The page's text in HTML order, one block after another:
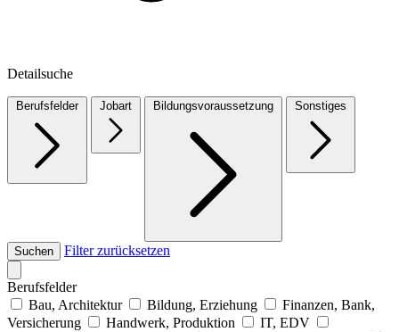
Detailsuche
Berufsfelder Jobart Bildungsvoraussetzung Sonstiges
Suchen Filter zurücksetzen
Berufsfelder
Bau, Architektur
Bildung, Erziehung
Finanzen, Bank,
Versicherung
Handwerk, Produktion
IT, EDV